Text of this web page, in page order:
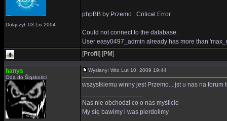
Dołączył: 03 Lis 2004
phpBB by Przemo : Critical Error
Could not connect to the database.
User easy0497_admin already has more than
[Profil ] [PM]
hanys
Oda do Śląskości
Wysłany: Wto Lut 10, 2009 19:44
wszystkiemu winny jest Przemo... jst u nas na forum
Nas nie obchodzi co o nas myślicie
My się bawimy i was pierdolimy